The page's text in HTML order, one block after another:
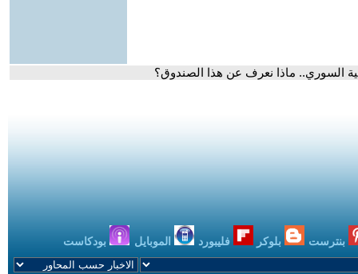
السوري.. ماذا نعرف عن هذا الصندوق؟
بنترست بلوكر فليبورد الموبايل بودكاست